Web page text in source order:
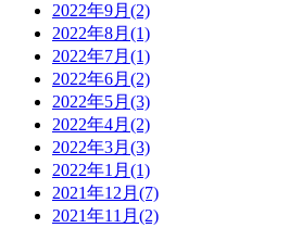
2022年9月(2)
2022年8月(1)
2022年7月(1)
2022年6月(2)
2022年5月(3)
2022年4月(2)
2022年3月(3)
2022年1月(1)
2021年12月(7)
2021年11月(2)